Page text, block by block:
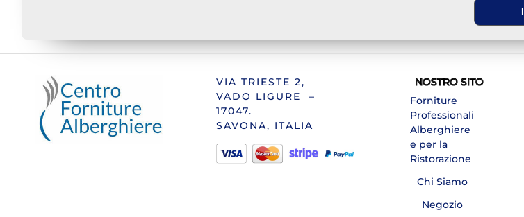
VIA TRIESTE 2,
VADO LIGURE –
17047.
SAVONA, ITALIA
NOSTRO SITO
Forniture
Professionali
Alberghiere
e per la
Ristorazione
Chi Siamo
Negozio